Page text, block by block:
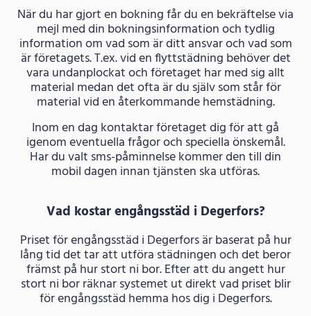
När du har gjort en bokning får du en bekräftelse via
mejl med din bokningsinformation och tydlig
information om vad som är ditt ansvar och vad som
är företagets. T.ex. vid en flyttstädning behöver det
vara undanplockat och företaget har med sig allt
material medan det ofta är du själv som står för
material vid en återkommande hemstädning.
Inom en dag kontaktar företaget dig för att gå
igenom eventuella frågor och speciella önskemål.
Har du valt sms-påminnelse kommer den till din
mobil dagen innan tjänsten ska utföras.
Vad kostar engångsstäd i Degerfors?
Priset för engångsstäd i Degerfors är baserat på hur
lång tid det tar att utföra städningen och det beror
främst på hur stort ni bor. Efter att du angett hur
stort ni bor räknar systemet ut direkt vad priset blir
för engångsstäd hemma hos dig i Degerfors.